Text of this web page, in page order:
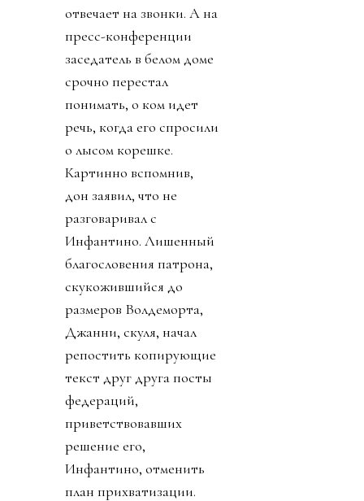
отвечает на звонки. А на
пресс-конференции
заседатель в белом доме
срочно перестал
понимать, о ком идет
речь, когда его спросили
о лысом корешке.
Картинно вспомнив,
дон заявил, что не
разговаривал с
Инфантино. Лишенный
благословения патрона,
скукожившийся до
размеров Волдеморта,
Джанни, скуля, начал
репостить копирующие
текст друг друга посты
федераций,
приветствовавших
решение его,
Инфантино, отменить
план прихватизации.